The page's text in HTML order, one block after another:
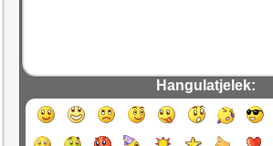
Hangulatjelek: